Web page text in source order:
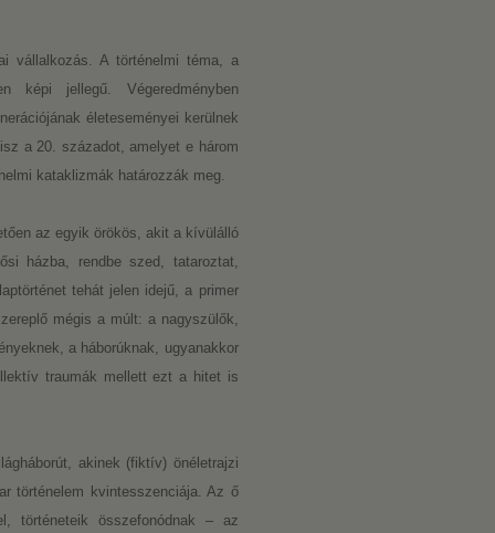
vállalkozás. A történelmi téma, a
képi jellegű. Végeredményben
életeseményei kerülnek
a 20. századot, amelyet e három
kataklizmák határozzák meg.
az egyik örökös, akit a kívülálló
házba, rendbe szed, tataroztat,
tehát jelen idejű, a primer
mégis a múlt: a nagyszülők,
a háborúknak, ugyanakkor
traumák mellett ezt a hitet is
akinek (fiktív) önéletrajzi
történelem kvintesszenciája. Az ő
történeteik összefonódnak – az